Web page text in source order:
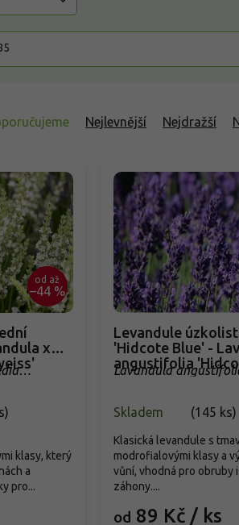
Nejlevnější Nejdražší
od až
–44 %
x
)
klasy, který
a
pro...
Levandule
'Hidcote Blue' -
angustifolia
Lavandula
Skladem
(145 ks)
od 89 Kč / ks
Klasická levandule s
modrofialovými klasy a
vůní, vhodná pro obruby
záhony....